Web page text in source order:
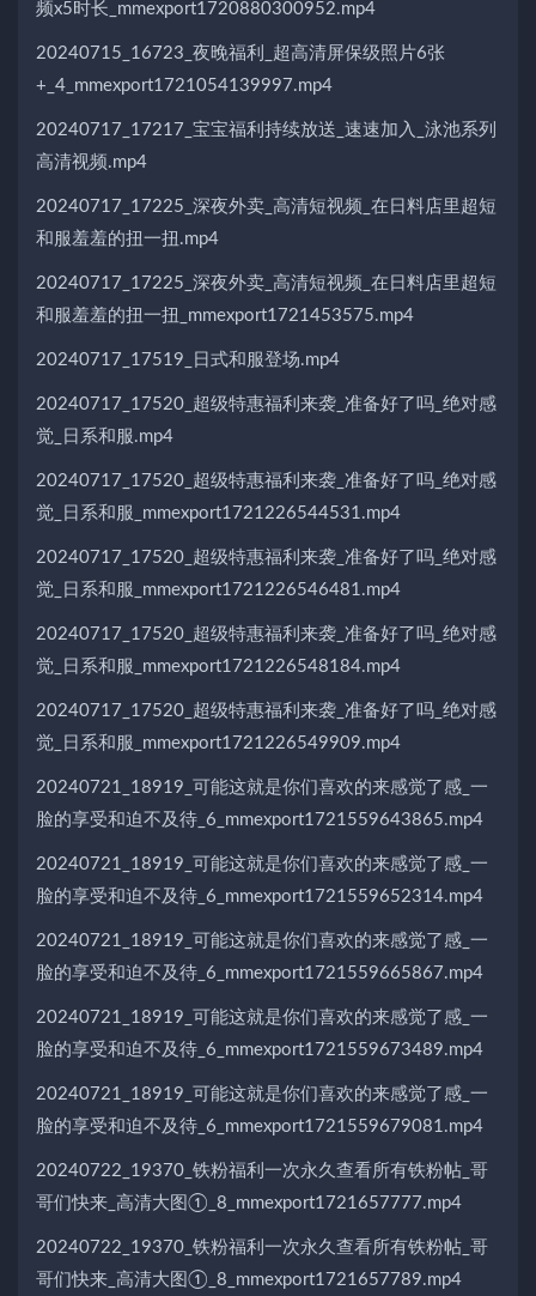
频x5时长_mmexport1720880300952.mp4
20240715_16723_夜晚福利_超高清屏保级照片6张
+_4_mmexport1721054139997.mp4
20240717_17217_宝宝福利持续放送_速速加入_泳池系列
高清视频.mp4
20240717_17225_深夜外卖_高清短视频_在日料店里超短
和服羞羞的扭一扭.mp4
20240717_17225_深夜外卖_高清短视频_在日料店里超短
和服羞羞的扭一扭_mmexport1721453575.mp4
20240717_17519_日式和服登场.mp4
20240717_17520_超级特惠福利来袭_准备好了吗_绝对感
觉_日系和服.mp4
20240717_17520_超级特惠福利来袭_准备好了吗_绝对感
觉_日系和服_mmexport1721226544531.mp4
20240717_17520_超级特惠福利来袭_准备好了吗_绝对感
觉_日系和服_mmexport1721226546481.mp4
20240717_17520_超级特惠福利来袭_准备好了吗_绝对感
觉_日系和服_mmexport1721226548184.mp4
20240717_17520_超级特惠福利来袭_准备好了吗_绝对感
觉_日系和服_mmexport1721226549909.mp4
20240721_18919_可能这就是你们喜欢的来感觉了感_一
脸的享受和迫不及待_6_mmexport1721559643865.mp4
20240721_18919_可能这就是你们喜欢的来感觉了感_一
脸的享受和迫不及待_6_mmexport1721559652314.mp4
20240721_18919_可能这就是你们喜欢的来感觉了感_一
脸的享受和迫不及待_6_mmexport1721559665867.mp4
20240721_18919_可能这就是你们喜欢的来感觉了感_一
脸的享受和迫不及待_6_mmexport1721559673489.mp4
20240721_18919_可能这就是你们喜欢的来感觉了感_一
脸的享受和迫不及待_6_mmexport1721559679081.mp4
20240722_19370_铁粉福利一次永久查看所有铁粉帖_哥
哥们快来_高清大图①_8_mmexport1721657777.mp4
20240722_19370_铁粉福利一次永久查看所有铁粉帖_哥
哥们快来_高清大图①_8_mmexport1721657789.mp4